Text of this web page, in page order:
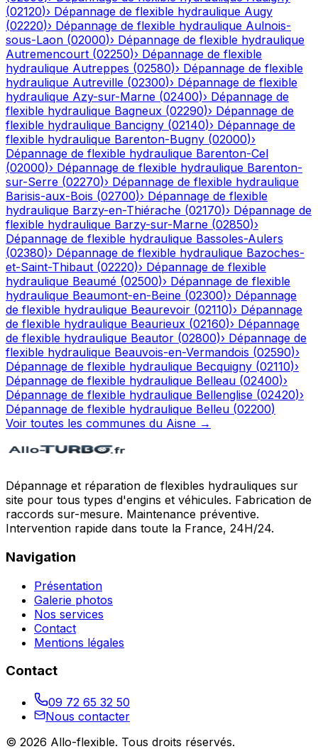
(02120)› Dépannage de flexible hydraulique Augy
(02220)› Dépannage de flexible hydraulique Aulnois-
sous-Laon (02000)› Dépannage de flexible hydraulique
Autremencourt (02250)› Dépannage de flexible
hydraulique Autreppes (02580)› Dépannage de flexible
hydraulique Autreville (02300)› Dépannage de flexible
hydraulique Azy-sur-Marne (02400)› Dépannage de
flexible hydraulique Bagneux (02290)› Dépannage de
flexible hydraulique Bancigny (02140)› Dépannage de
flexible hydraulique Barenton-Bugny (02000)›
Dépannage de flexible hydraulique Barenton-Cel
(02000)› Dépannage de flexible hydraulique Barenton-
sur-Serre (02270)› Dépannage de flexible hydraulique
Barisis-aux-Bois (02700)› Dépannage de flexible
hydraulique Barzy-en-Thiérache (02170)› Dépannage de
flexible hydraulique Barzy-sur-Marne (02850)›
Dépannage de flexible hydraulique Bassoles-Aulers
(02380)› Dépannage de flexible hydraulique Bazoches-
et-Saint-Thibaut (02220)› Dépannage de flexible
hydraulique Beaumé (02500)› Dépannage de flexible
hydraulique Beaumont-en-Beine (02300)› Dépannage
de flexible hydraulique Beaurevoir (02110)› Dépannage
de flexible hydraulique Beaurieux (02160)› Dépannage
de flexible hydraulique Beautor (02800)› Dépannage de
flexible hydraulique Beauvois-en-Vermandois (02590)›
Dépannage de flexible hydraulique Becquigny (02110)›
Dépannage de flexible hydraulique Belleau (02400)›
Dépannage de flexible hydraulique Bellenglise (02420)›
Dépannage de flexible hydraulique Belleu (02200)
Voir toutes les communes du Aisne →
Dépannage et réparation de flexibles hydrauliques sur
site pour tous types d'engins et véhicules. Fabrication de
raccords sur-mesure. Maintenance préventive.
Intervention rapide dans toute la France, 24H/24.
Navigation
Présentation
Galerie photos
Nos services
Contact
Mentions légales
Contact
09 72 65 32 50
Nous contacter
© 2026 Allo-flexible. Tous droits réservés.